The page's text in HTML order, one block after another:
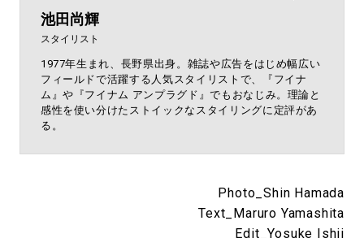
池田尚輝
スタイリスト
1977年生まれ、長野県出身。雑誌や広告をはじめ幅広い
フィールドで活躍する人気スタイリストで、『フイナ
ム』や『フイナム アンプラグド』でもおなじみ。理論と
感性を使い分けたストイックなスタイリングに定評があ
る。
Photo_Shin Hamada
Text_Maruro Yamashita
Edit_Yosuke Ishii